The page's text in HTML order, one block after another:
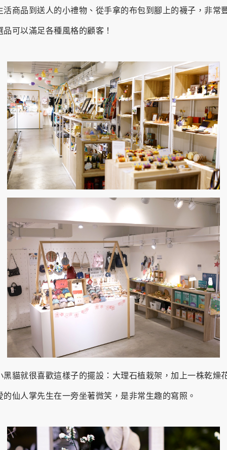
活商品到送人的小禮物、從手拿的布包到腳上的襪子，非常
品可以滿足各種風格的顧客！
黑貓就很喜歡這樣子的擺設：大理石植栽架，加上一株乾燥
的仙人掌先生在一旁坐著微笑，是非常生趣的寫照。